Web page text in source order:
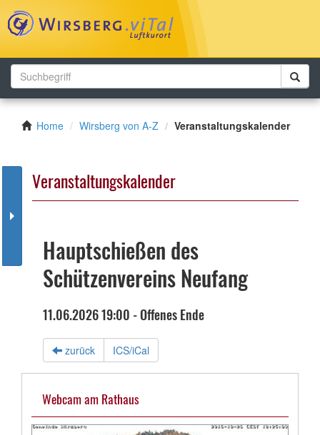
Home Wirsberg von A-Z Veranstaltungskalender
Veranstaltungskalender
Hauptschießen des
Schützenvereins Neufang
11.06.2026 19:00 - Offenes Ende
zurück ICS/iCal
Webcam am Rathaus